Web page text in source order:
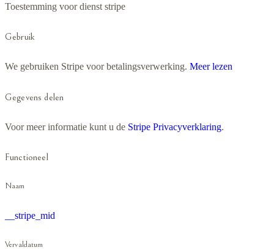
Toestemming voor dienst stripe
Gebruik
We gebruiken Stripe voor betalingsverwerking. Meer lezen
Gegevens delen
Voor meer informatie kunt u de Stripe Privacyverklaring.
Functioneel
Naam
__stripe_mid
Vervaldatum